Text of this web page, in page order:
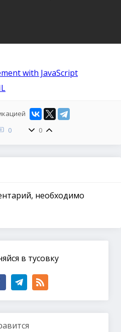
with JavaScript
0 0
необходимо
в тусовку